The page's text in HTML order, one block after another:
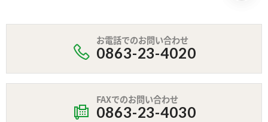
お電話でのお問い合わせ
0863-23-4020
FAXでのお問い合わせ
0863-23-4030